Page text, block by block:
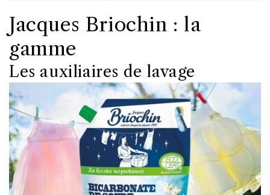
Jacques Briochin : la
gamme
Les auxiliaires de lavage